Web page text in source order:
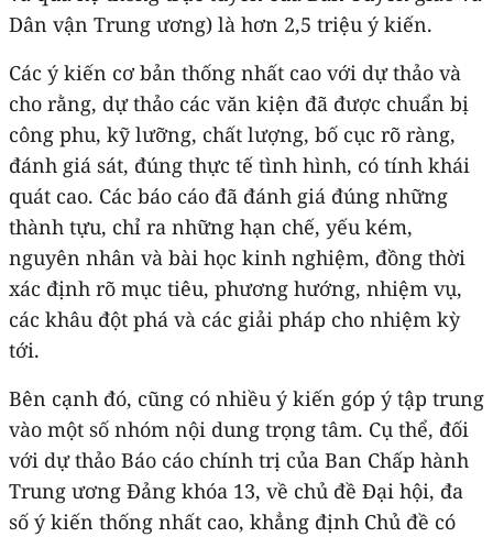
Dân vận Trung ương) là hơn 2,5 triệu ý kiến.
Các ý kiến cơ bản thống nhất cao với dự thảo và
cho rằng, dự thảo các văn kiện đã được chuẩn bị
công phu, kỹ lưỡng, chất lượng, bố cục rõ ràng,
đánh giá sát, đúng thực tế tình hình, có tính khái
quát cao. Các báo cáo đã đánh giá đúng những
thành tựu, chỉ ra những hạn chế, yếu kém,
nguyên nhân và bài học kinh nghiệm, đồng thời
xác định rõ mục tiêu, phương hướng, nhiệm vụ,
các khâu đột phá và các giải pháp cho nhiệm kỳ
tới.
Bên cạnh đó, cũng có nhiều ý kiến góp ý tập trung
vào một số nhóm nội dung trọng tâm. Cụ thể, đối
với dự thảo Báo cáo chính trị của Ban Chấp hành
Trung ương Đảng khóa 13, về chủ đề Đại hội, đa
số ý kiến thống nhất cao, khẳng định Chủ đề có